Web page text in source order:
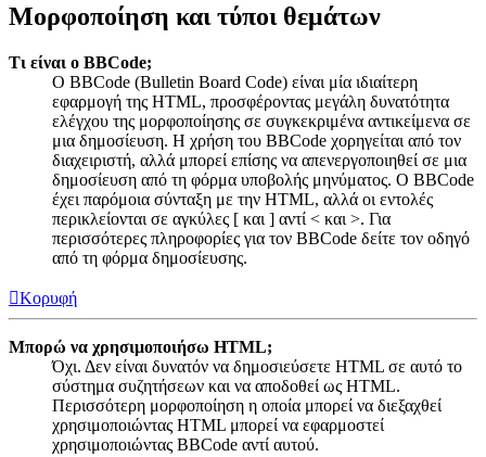
Μορφοποίηση και τύποι θεμάτων
Τι είναι ο BBCode;
Ο BBCode (Bulletin Board Code) είναι μία ιδιαίτερη
εφαρμογή της HTML, προσφέροντας μεγάλη δυνατότητα
ελέγχου της μορφοποίησης σε συγκεκριμένα αντικείμενα σε
μια δημοσίευση. Η χρήση του BBCode χορηγείται από τον
διαχειριστή, αλλά μπορεί επίσης να απενεργοποιηθεί σε μια
δημοσίευση από τη φόρμα υποβολής μηνύματος. Ο BBCode
έχει παρόμοια σύνταξη με την HTML, αλλά οι εντολές
περικλείονται σε αγκύλες [ και ] αντί < και >. Για
περισσότερες πληροφορίες για τον BBCode δείτε τον οδηγό
από τη φόρμα δημοσίευσης.
Κορυφή
Μπορώ να χρησιμοποιήσω HTML;
Όχι. Δεν είναι δυνατόν να δημοσιεύσετε HTML σε αυτό το
σύστημα συζητήσεων και να αποδοθεί ως HTML.
Περισσότερη μορφοποίηση η οποία μπορεί να διεξαχθεί
χρησιμοποιώντας HTML μπορεί να εφαρμοστεί
χρησιμοποιώντας BBCode αντί αυτού.